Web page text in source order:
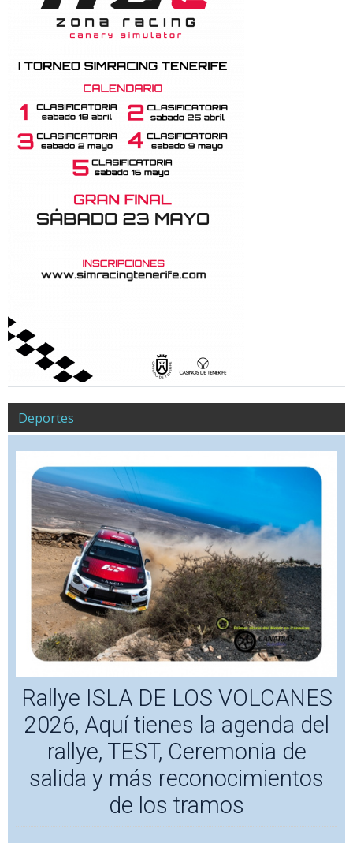
Deportes
Rallye ISLA DE LOS VOLCANES
2026, Aquí tienes la agenda del
rallye, TEST, Ceremonia de
salida y más reconocimientos
de los tramos